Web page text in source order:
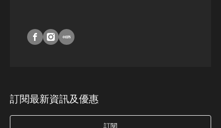
訂閱最新資訊及優惠
訂閱